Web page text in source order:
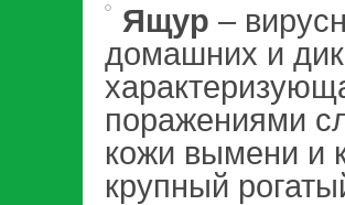
Ящур –
домашних и
поражениями
кожи вымени и
крупный